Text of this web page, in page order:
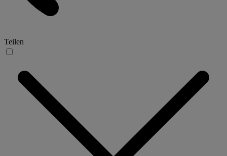
Teilen